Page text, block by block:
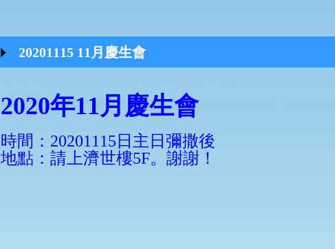
20201115 11月慶生會
2020年11月慶生會
時間：20201115日主日彌撒後
地點：請上濟世樓5F。謝謝！